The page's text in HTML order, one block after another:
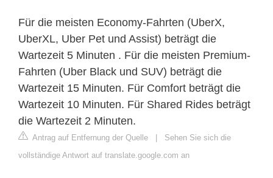
Für die meisten Economy-Fahrten (UberX,
UberXL, Uber Pet und Assist) beträgt die
Wartezeit 5 Minuten . Für die meisten Premium-
Fahrten (Uber Black und SUV) beträgt die
Wartezeit 15 Minuten. Für Comfort beträgt die
Wartezeit 10 Minuten. Für Shared Rides beträgt
die Wartezeit 2 Minuten.
Antrag auf Entfernung der Quelle
Sehen Sie sich die
vollständige Antwort auf translate.google.com an